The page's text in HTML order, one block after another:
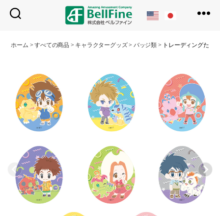
フ
ホーム >すべての商品 > キャラクターグッズ> バッジ類> トレーディングたま